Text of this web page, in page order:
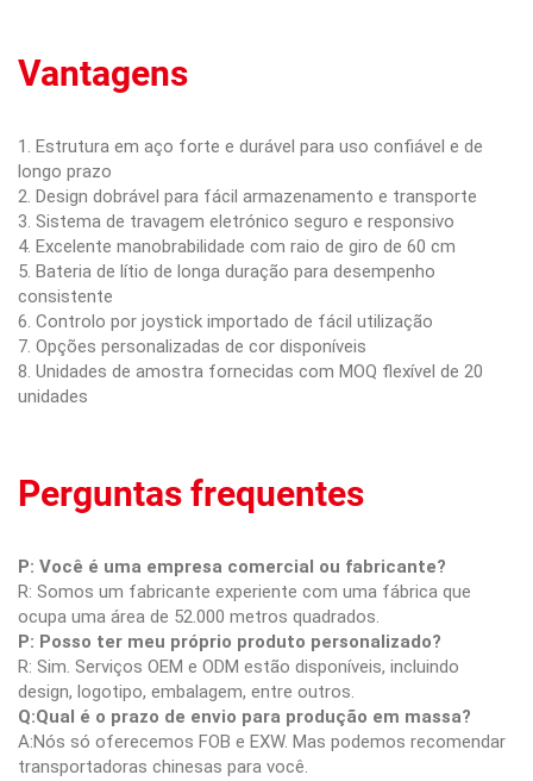
Vantagens
1. Estrutura em aço forte e durável para uso confiável e de
longo prazo
2. Design dobrável para fácil armazenamento e transporte
3. Sistema de travagem eletrónico seguro e responsivo
4. Excelente manobrabilidade com raio de giro de 60 cm
5. Bateria de lítio de longa duração para desempenho
consistente
6. Controlo por joystick importado de fácil utilização
7. Opções personalizadas de cor disponíveis
8. Unidades de amostra fornecidas com MOQ flexível de 20
unidades
Perguntas frequentes
P: Você é uma empresa comercial ou fabricante?
R: Somos um fabricante experiente com uma fábrica que
ocupa uma área de 52.000 metros quadrados.
P: Posso ter meu próprio produto personalizado?
R: Sim. Serviços OEM e ODM estão disponíveis, incluindo
design, logotipo, embalagem, entre outros.
Q:Qual é o prazo de envio para produção em massa?
A:Nós só oferecemos FOB e EXW. Mas podemos recomendar
transportadoras chinesas para você.